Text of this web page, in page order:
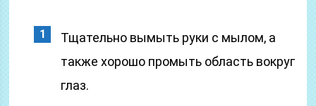
Тщательно вымыть руки с мылом, а
также хорошо промыть область вокруг
глаз.